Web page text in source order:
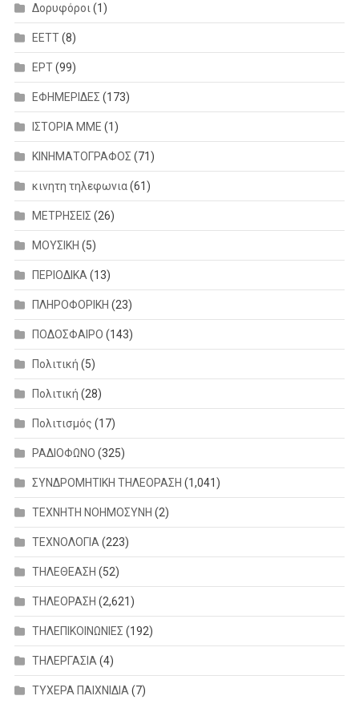
Δορυφόροι (1)
ΕΕΤΤ(8)
ΕΡΤ(99)
ΕΦΗΜΕΡΙΔΕΣ (173)
ΙΣΤΟΡΙΑ ΜΜΕ (1)
ΚΙΝΗΜΑΤΟΓΡΑΦΟΣ (71)
κινητη τηλεφωνια(61)
ΜΕΤΡΗΣΕΙΣ (26)
ΜΟΥΣΙΚΗ (5)
ΠΕΡΙΟΔΙΚΑ (13)
ΠΛΗΡΟΦΟΡΙΚΗ (23)
ΠΟΔΟΣΦΑΙΡΟ (143)
Πολιτική (5)
Πολιτική (28)
Πολιτισμός (17)
ΡΑΔΙΟΦΩΝΟ (325)
ΣΥΝΔΡΟΜΗΤΙΚΗ ΤΗΛΕΟΡΑΣΗ (1,041)
ΤΕΧΝΗΤΗ ΝΟΗΜΟΣΥΝΗ (2)
ΤΕΧΝΟΛΟΓΙΑ (223)
ΤΗΛΕΘΕΑΣΗ (52)
ΤΗΛΕΟΡΑΣΗ (2,621)
ΤΗΛΕΠΙΚΟΙΝΩΝΙΕΣ (192)
ΤΗΛΕΡΓΑΣΙΑ (4)
ΤΥΧΕΡΑ ΠΑΙΧΝΙΔΙΑ (7)